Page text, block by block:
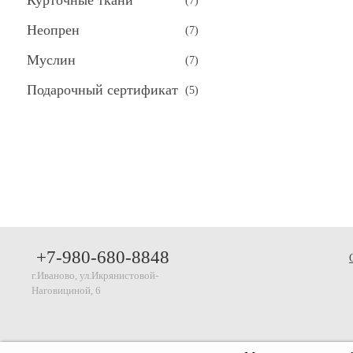
Неопрен (7)
Муслин (7)
Подарочный сертификат (5)
+7-980-680-8848
г.Иваново, ул.Икрянистовой-
Наговициной, 6